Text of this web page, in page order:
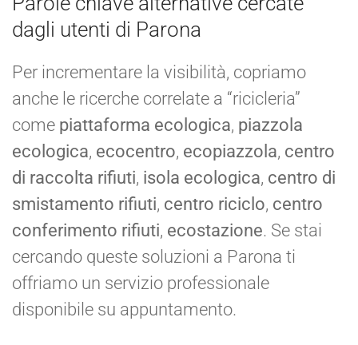
dagli utenti di Parona
Per incrementare la visibilità, copriamo
anche le ricerche correlate a “ricicleria”
come piattaforma ecologica, piazzola
ecologica, ecocentro, ecopiazzola, centro
di raccolta rifiuti, isola ecologica, centro di
smistamento rifiuti, centro riciclo, centro
conferimento rifiuti, ecostazione. Se stai
cercando queste soluzioni a Parona ti
offriamo un servizio professionale
disponibile su appuntamento.